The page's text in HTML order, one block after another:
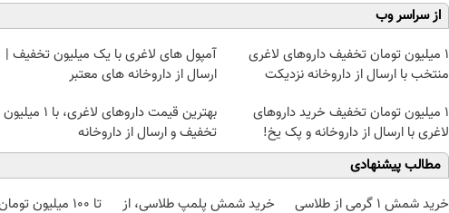
از سراسر وب
۱ میلیون تومان تخفیف داروهای لاغری
منتخب با ارسال از داروخانه نزدیکت
آمپول های لاغری با یک میلیون تخفیف |
ارسال از داروخانه های معتبر
1 میلیون تومان تخفیف خرید داروهای
لاغری با ارسال از داروخانه و پک یخ!
بهترین قیمت داروهای لاغری، با ۱ میلیون
تخفیف و ارسال از داروخانه‌
مطالب پیشنهادی
خرید شمش 1 گرمی از طلاسی
خرید شمش پلمپ طلاسی، از
تا 100 میلیون